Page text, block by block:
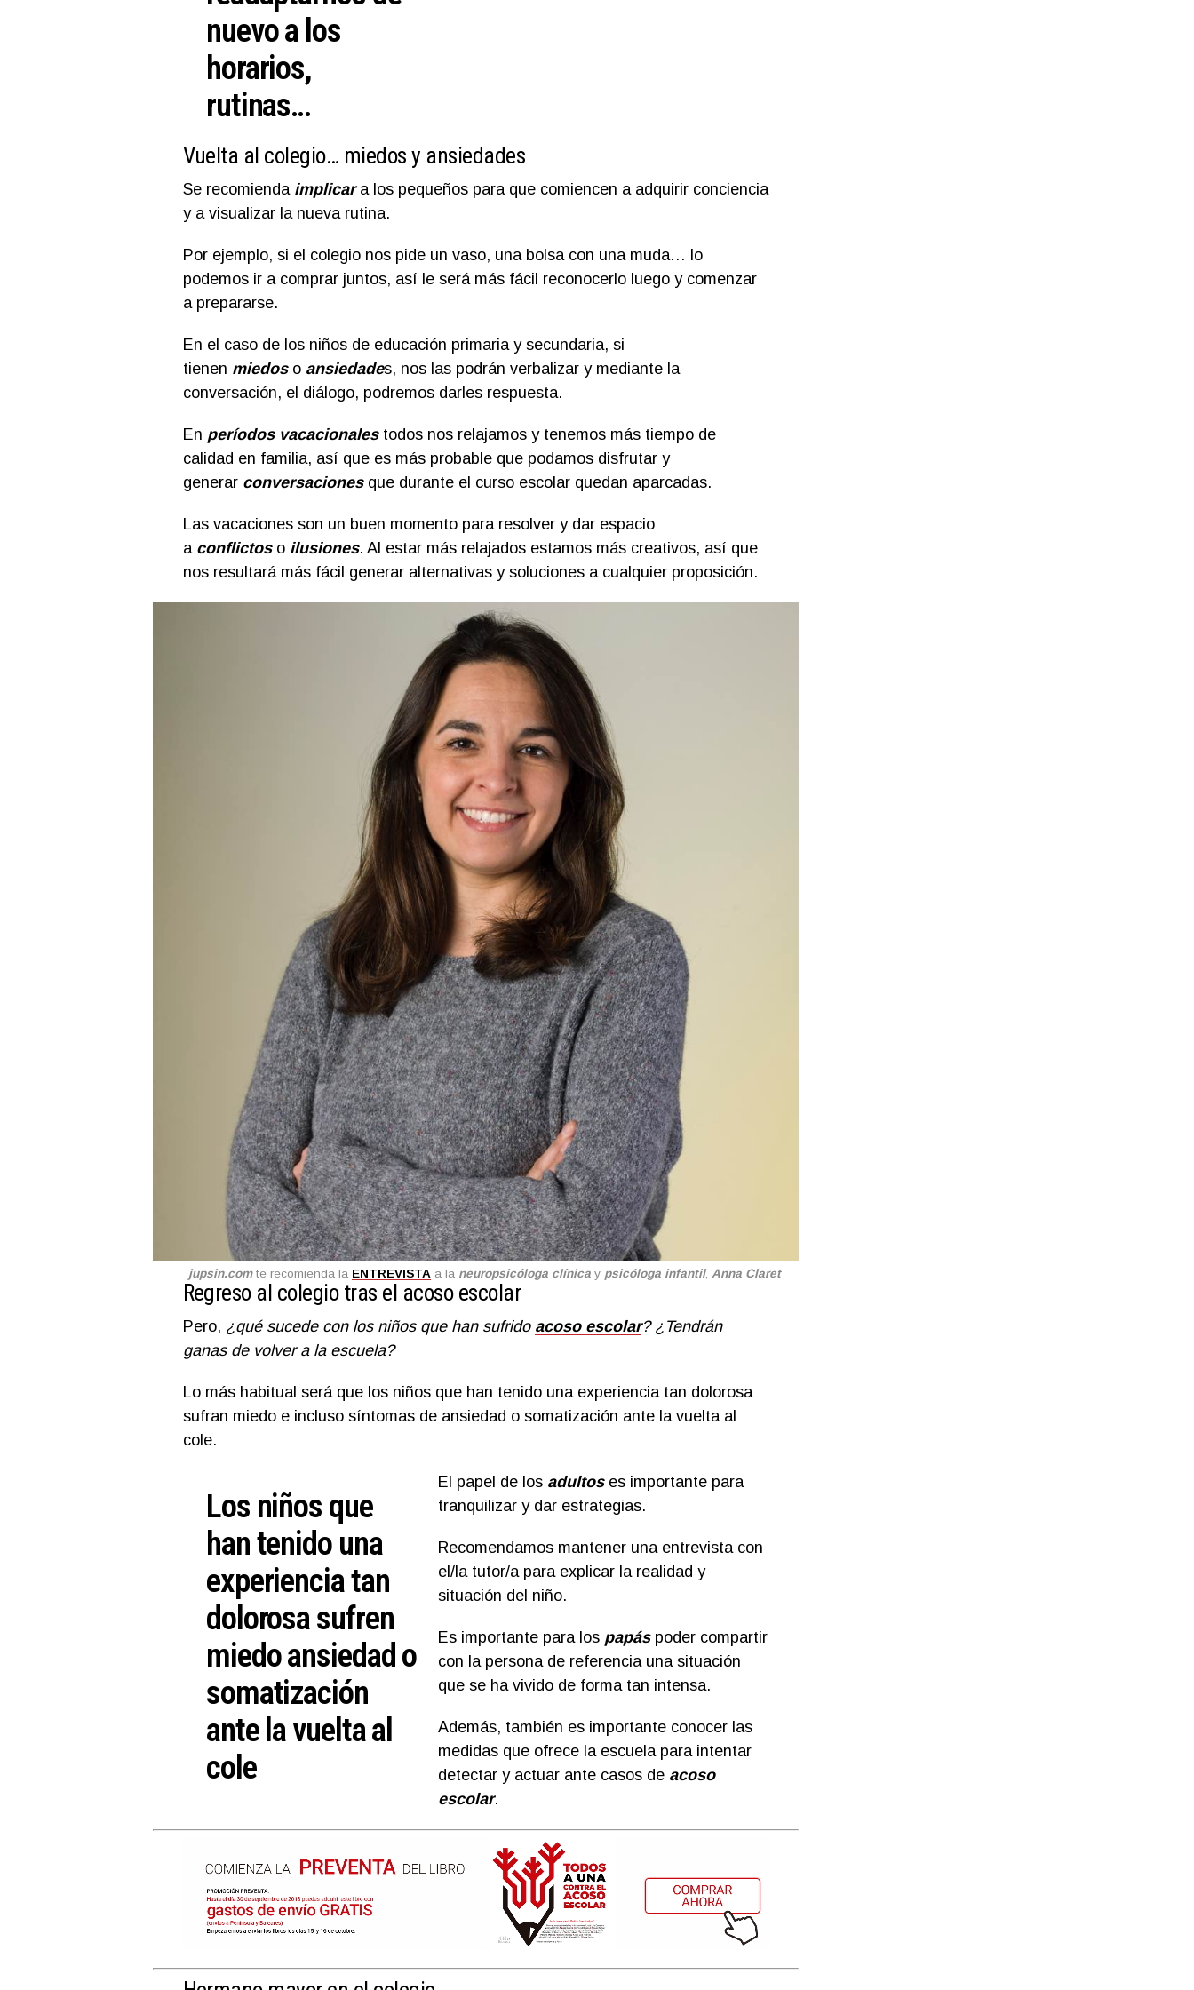
nuevo a los
horarios,
rutinas…
Vuelta al colegio… miedos y ansiedades
Se recomienda implicara los pequeños para que comiencen a adquirir conciencia
y a visualizar la nueva rutina.
Por ejemplo, si el colegio nos pide un vaso, una bolsa con una muda… lo
podemos ir a comprar juntos, así le será más fácil reconocerlo luego y comenzar
a prepararse.
En el caso de los niños de educación primaria y secundaria, si
tienen miedoso ansiedades, nos las podrán verbalizar y mediante la
conversación, el diálogo, podremos darles respuesta.
En períodos vacacionalestodos nos relajamos y tenemos más tiempo de
calidad en familia, así que es más probable que podamos disfrutar y
generar conversacionesque durante el curso escolar quedan aparcadas.
Las vacaciones son un buen momento para resolver y dar espacio
a conflictoso ilusiones. Al estar más relajados estamos más creativos, así que
nos resultará más fácil generar alternativas y soluciones a cualquier proposición.
jupsin.comte recomienda la ENTREVISTA a la neuropsicóloga clínica y psicóloga infantil, Anna Claret
Regreso al colegio tras el acoso escolar
Pero, ¿qué sucede con los niños que han sufrido acoso escolar? ¿Tendrán
ganas de volver a la escuela?
Lo más habitual será que los niños que han tenido una experiencia tan dolorosa
sufran miedo e incluso síntomas de ansiedad o somatización ante la vuelta al
cole.
Los niños que
han tenido una
experiencia tan
dolorosa sufren
miedo ansiedad o
somatización
ante la vuelta al
cole
El papel de losadultoses importante para
tranquilizar y dar estrategias.
Recomendamos mantener una entrevista con
el/la tutor/a para explicar la realidad y
situación del niño.
Es importante para los papás poder compartir
con la persona de referencia una situación
que se ha vivido de forma tan intensa.
Además, también es importante conocer las
medidas que ofrece la escuela para intentar
detectar y actuar ante casos de acoso
escolar.